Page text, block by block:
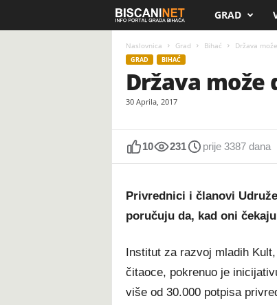
i
n
n
GRAD
Naslovnica Grad Bihać Država
GRAD BIHAĆ
Država
30 Aprila, 2017
10 231 prije 3387 dana
Privrednici i članovi
poručuju da, kad oni
Institut za razvoj mladih
čitaoce, pokrenuo je
više od 30.000 potpisa